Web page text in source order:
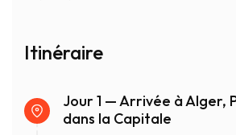
Itinéraire
Jour 1 — Arrivée à Alger,
dans la Capitale